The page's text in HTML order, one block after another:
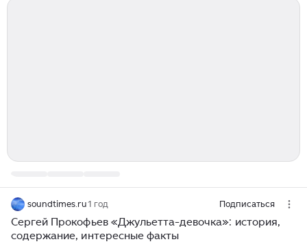
soundtimes.ru1 год Подписаться
Сергей Прокофьев «Джульетта-девочка»: история,
содержание, интересные факты